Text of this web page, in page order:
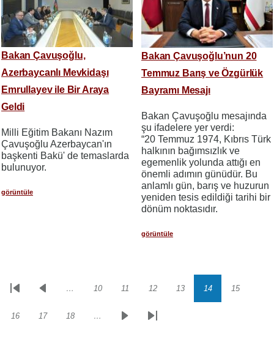
Bakan Çavuşoğlu,
Azerbaycanlı Mevkidaşı
Emrullayev ile Bir Araya
Geldi
Milli Eğitim Bakanı Nazım
Çavuşoğlu Azerbaycan'ın
başkenti Bakü' de temaslarda
bulunuyor.
görüntüle
Bakan Çavuşoğlu’nun 20
Temmuz Barış ve Özgürlük
Bayramı Mesajı
Bakan Çavuşoğlu mesajında
şu ifadelere yer verdi:
“20 Temmuz 1974, Kıbrıs Türk
halkının bağımsızlık ve
egemenlik yolunda attığı en
önemli adımın günüdür. Bu
anlamlı gün, barış ve huzurun
yeniden tesis edildiği tarihi bir
dönüm noktasıdır.
görüntüle
Sayfalama
İlk
Önceki… Sayfa
10 Sayfa
11 Sayfa
12 Sayfa
13 Sayfa
14 Sayfa
15
Sayfa
16 Sayfa
17 Sayfa
18 …
SonrakiSon